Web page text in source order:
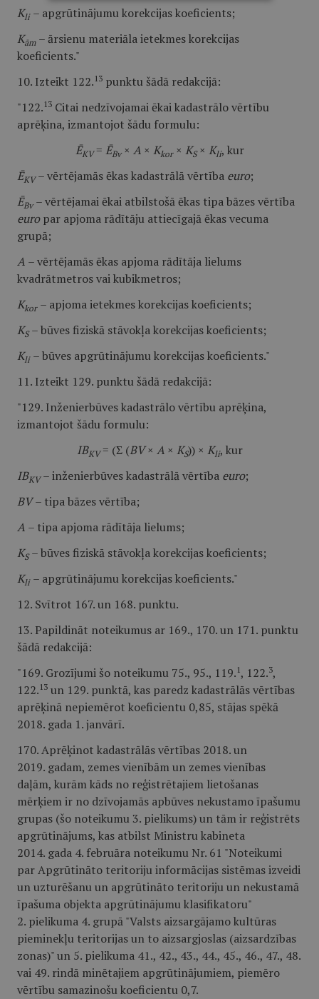
Kli – apgrūtinājumu korekcijas koeficients;
Kām – ārsienu materiāla ietekmes korekcijas
koeficients."
10. Izteikt 122. 13 punktu šādā redakcijā:
"122. 13 Citai nedzīvojamai ēkai kadastrālo vērtību
aprēķina, izmantojot šādu formulu:
ĒKV= ĒBv× A× Kkor× KS× Kli, kur
ĒKV – vērtējamās ēkas kadastrālā vērtība euro;
ĒBv – vērtējamai ēkai atbilstošā ēkas tipa bāzes vērtība
europar apjoma rādītāju attiecīgajā ēkas vecuma
grupā;
A – vērtējamās ēkas apjoma rādītāja lielums
kvadrātmetros vai kubikmetros;
Kkor – apjoma ietekmes korekcijas koeficients;
KS – būves fiziskā stāvokļa korekcijas koeficients;
Kli – būves apgrūtinājumu korekcijas koeficients."
11. Izteikt 129. punktu šādā redakcijā:
"129. Inženierbūves kadastrālo vērtību aprēķina,
izmantojot šādu formulu:
IBKV= (Σ (BV× A× KS)) × Kli, kur
IBKV – inženierbūves kadastrālā vērtība euro;
BV– tipa bāzes vērtība;
A – tipa apjoma rādītāja lielums;
KS – būves fiziskā stāvokļa korekcijas koeficients;
Kli – apgrūtinājumu korekcijas koeficients."
12. Svītrot 167. un 168. punktu.
13. Papildināt noteikumus ar 169., 170. un 171. punktu
šādā redakcijā:
"169. Grozījumi šo noteikumu 75., 95., 119. 1 , 122.3,
122. 13 un 129. punktā, kas paredz kadastrālās vērtības
aprēķinā nepiemērot koeficientu 0,85, stājas spēkā
2018. gada 1. janvārī.
170. Aprēķinot kadastrālās vērtības 2018. un
2019. gadam, zemes vienībām un zemes vienības
daļām, kurām kāds no reģistrētajiem lietošanas
mērķiem ir no dzīvojamās apbūves nekustamo īpašumu
grupas (šo noteikumu 3. pielikums) un tām ir reģistrēts
apgrūtinājums, kas atbilst Ministru kabineta
2014. gada 4. februāra noteikumu Nr. 61 "Noteikumi
par Apgrūtināto teritoriju informācijas sistēmas izveidi
un uzturēšanu un apgrūtināto teritoriju un nekustamā
īpašuma objekta apgrūtinājumu klasifikatoru"
2. pielikuma 4. grupā "Valsts aizsargājamo kultūras
pieminekļu teritorijas un to aizsargjoslas (aizsardzības
zonas)" un 5. pielikuma 41., 42., 43., 44., 45., 46., 47., 48.
vai 49. rindā minētajiem apgrūtinājumiem, piemēro
vērtību samazinošu koeficientu 0,7.